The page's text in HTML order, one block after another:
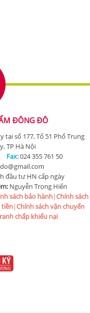
ĐÔNG ĐÔ
tại số 177, Tổ 51 Phố Trung
TP Hà Nội
Fax:024 355 761 50
đầu tư HN cấp ngày
Nguyễn Trọng Hiển
sách bảo hành|Chính sách
tiền|Chính sách vận chuyển
chấp khiếu nại